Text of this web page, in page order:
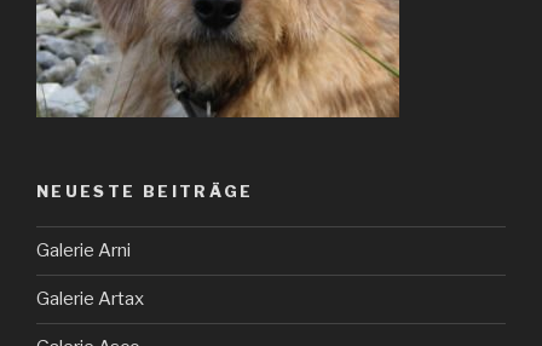
NEUESTE BEITRÄGE
Galerie Arni
Galerie Artax